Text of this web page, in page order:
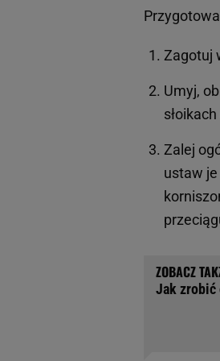
Zagotuj
Umyj,
Zalej
ustaw
Jak zrobić